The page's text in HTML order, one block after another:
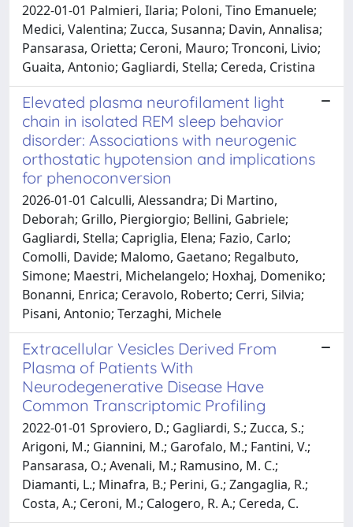
2022-01-01 Palmieri, Ilaria; Poloni, Tino Emanuele;
Medici, Valentina; Zucca, Susanna; Davin, Annalisa;
Pansarasa, Orietta; Ceroni, Mauro; Tronconi, Livio;
Guaita, Antonio; Gagliardi, Stella; Cereda, Cristina
Elevated plasma neurofilament light
chain in isolated REM sleep behavior
disorder: Associations with neurogenic
orthostatic hypotension and implications
for phenoconversion
2026-01-01 Calculli, Alessandra; Di Martino,
Deborah; Grillo, Piergiorgio; Bellini, Gabriele;
Gagliardi, Stella; Capriglia, Elena; Fazio, Carlo;
Comolli, Davide; Malomo, Gaetano; Regalbuto,
Simone; Maestri, Michelangelo; Hoxhaj, Domeniko;
Bonanni, Enrica; Ceravolo, Roberto; Cerri, Silvia;
Pisani, Antonio; Terzaghi, Michele
Extracellular Vesicles Derived From
Plasma of Patients With
Neurodegenerative Disease Have
Common Transcriptomic Profiling
2022-01-01 Sproviero, D.; Gagliardi, S.; Zucca, S.;
Arigoni, M.; Giannini, M.; Garofalo, M.; Fantini, V.;
Pansarasa, O.; Avenali, M.; Ramusino, M. C.;
Diamanti, L.; Minafra, B.; Perini, G.; Zangaglia, R.;
Costa, A.; Ceroni, M.; Calogero, R. A.; Cereda, C.